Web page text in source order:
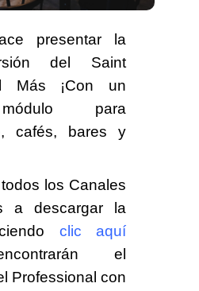
presentar la
del Saint
Más ¡Con un
para
, cafés, bares y
los Canales
a descargar la
clic aquí
el
Professional con